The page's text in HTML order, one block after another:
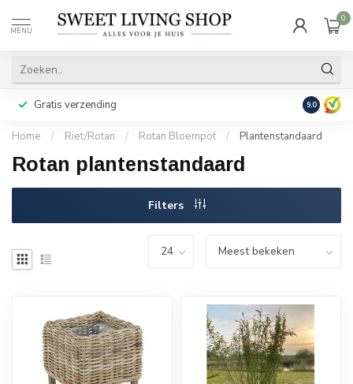
MENU
0
Gratis verzending Achteraf
9.0
Home / Riet/Rotan / Rotan Bloempot / Plantenstandaard
Rotan plantenstandaard
Filters